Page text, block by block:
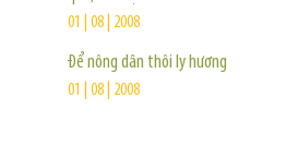
01 | 08 | 2008
Để nông dân thôi ly hương
01 | 08 | 2008